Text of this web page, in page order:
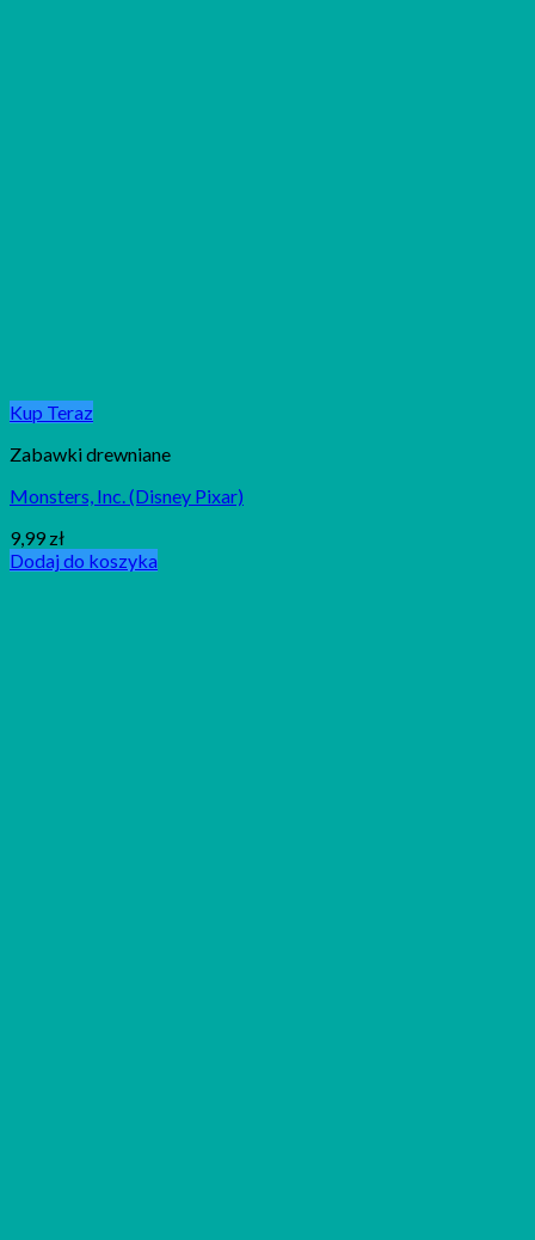
Kup Teraz
Zabawki drewniane
Monsters, Inc. (Disney Pixar)
9,99 zł
Dodaj do koszyka